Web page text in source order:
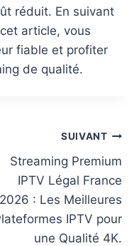
réduit. En suivant
article, vous
fiable et profiter
de qualité.
SUIVANT
Streaming Premium
IPTV Légal France
2026 : Les Meilleures
IPTV pour
une Qualité 4K.